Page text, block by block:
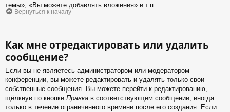
темы», «Вы можете добавлять вложения» и т.п.
Вернуться к началу
Как мне отредактировать или удалить
сообщение?
Если вы не являетесь администратором или модератором
конференции, вы можете редактировать и удалять только свои
собственные сообщения. Вы можете перейти к редактированию,
щёлкнув по кнопке Правка в соответствующем сообщении, иногда
только в течение ограниченного времени после его создания. Если